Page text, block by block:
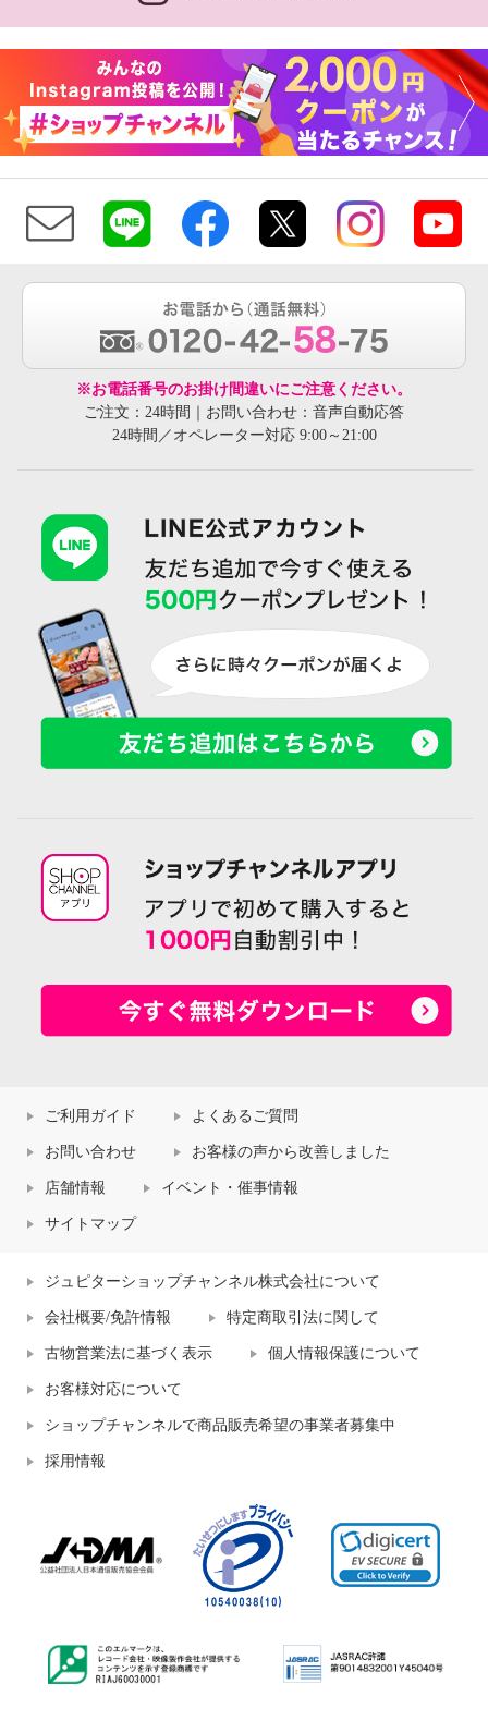
※お電話番号のお掛け間違いにご注意ください。
ご注文：24時間｜お問い合わせ：音声自動応答
24時間／オペレーター対応 9:00～21:00
ご利用ガイド よくあるご質問
お問い合わせ お客様の声から改善しました
店舗情報 イベント・催事情報
サイトマップ
ジュピターショップチャンネル株式会社について
会社概要/免許情報 特定商取引法に関して
古物営業法に基づく表示 個人情報保護について
お客様対応について
ショップチャンネルで商品販売希望の事業者募集中
採用情報